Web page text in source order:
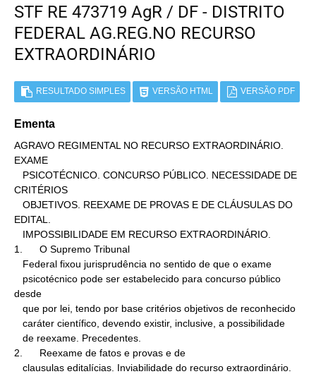
STF RE 473719 AgR / DF - DISTRITO
FEDERAL AG.REG.NO RECURSO
EXTRAORDINÁRIO
RESULTADO SIMPLES VERSÃO HTML VERSÃO PDF
Ementa
AGRAVO REGIMENTAL NO RECURSO EXTRAORDINÁRIO.
EXAME
CRITÉRIOS
EDITAL.
1.      O Supremo Tribunal
desde
2.      Reexame de fatos e provas e de